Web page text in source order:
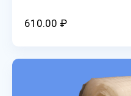
610.00 ₽